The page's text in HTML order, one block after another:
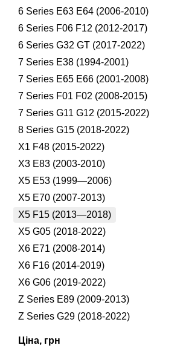
6 Series E63 E64 (2006-2010)
6 Series F06 F12 (2012-2017)
6 Series G32 GT (2017-2022)
7 Series E38 (1994-2001)
7 Series E65 E66 (2001-2008)
7 Series F01 F02 (2008-2015)
7 Series G11 G12 (2015-2022)
8 Series G15 (2018-2022)
X1 F48 (2015-2022)
X3 E83 (2003-2010)
X5 E53 (1999—2006)
X5 E70 (2007-2013)
X5 F15 (2013—2018)
X5 G05 (2018-2022)
X6 E71 (2008-2014)
X6 F16 (2014-2019)
X6 G06 (2019-2022)
Z Series E89 (2009-2013)
Z Series G29 (2018-2022)
Ціна, грн